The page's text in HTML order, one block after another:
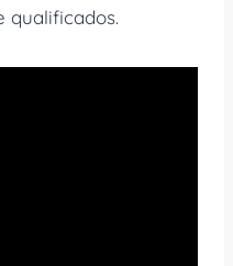
qualificados.